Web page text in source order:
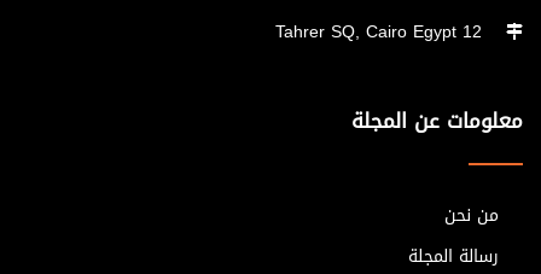
معلومات عن المجلة
من نحن
رسالة المجلة